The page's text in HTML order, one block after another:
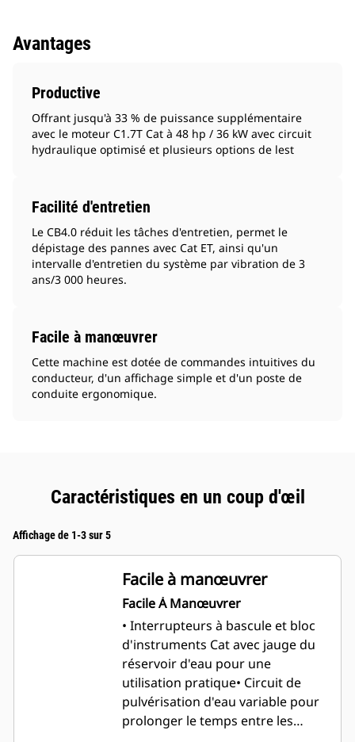
Avantages
Productive
Offrant jusqu'à 33 % de puissance supplémentaire
avec le moteur C1.7T Cat à 48 hp / 36 kW avec circuit
hydraulique optimisé et plusieurs options de lest
Facilité d'entretien
Le CB4.0 réduit les tâches d'entretien, permet le
dépistage des pannes avec Cat ET, ainsi qu'un
intervalle d'entretien du système par vibration de 3
ans/3 000 heures.
Facile à manœuvrer
Cette machine est dotée de commandes intuitives du
conducteur, d'un affichage simple et d'un poste de
conduite ergonomique.
Caractéristiques en un coup d'œil
Affichage de 1-3 sur 5
Facile à manœuvrer
Facile À Manœuvrer
• Interrupteurs à bascule et bloc
d'instruments Cat avec jauge du
réservoir d'eau pour une
utilisation pratique• Circuit de
pulvérisation d'eau variable pour
prolonger le temps entre les